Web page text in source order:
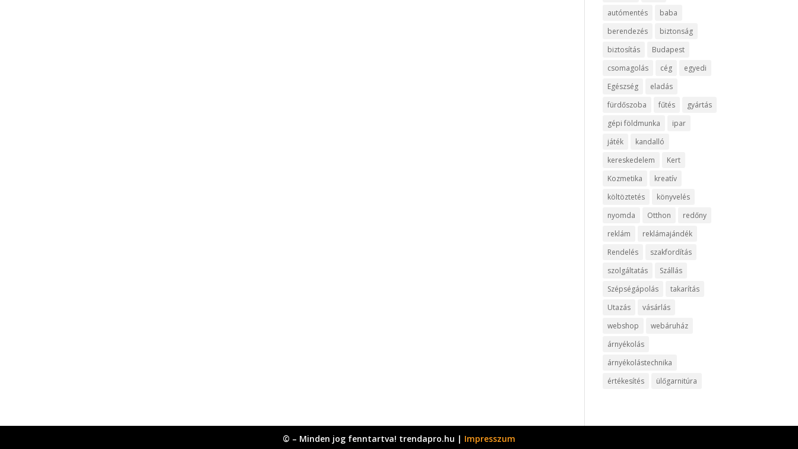
autómentés
baba
berendezés
biztonság
biztosítás
Budapest
csomagolás
cég
egyedi
Egészség
eladás
fürdőszoba
fűtés
gyártás
gépi földmunka
ipar
játék
kandalló
kereskedelem
Kert
Kozmetika
kreatív
költöztetés
könyvelés
nyomda
Otthon
redőny
reklám
reklámajándék
Rendelés
szakfordítás
szolgáltatás
Szállás
Szépségápolás
takarítás
Utazás
vásárlás
webshop
webáruház
árnyékolás
árnyékolástechnika
értékesítés
ülőgarnitúra
© – Minden jog fenntartva! trendapro.hu | Impresszum